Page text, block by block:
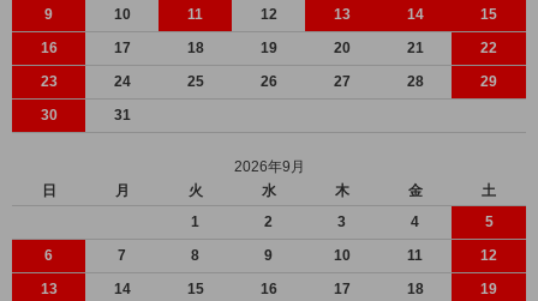
9
10 11 12 13 14
15
16
17 18 19 20 21
22
23
24 25 26 27 28
29
30
31
2026年9月
日
月 火 水 木 金
土
1
2 3 4
5
6
7 8 9 10 11
12
13
14 15 16 17 18
19